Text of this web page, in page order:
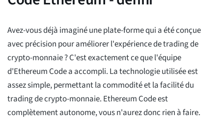
Avez-vous déjà imaginé une plate-forme qui a été conçue
avec précision pour améliorer l'expérience de trading de
crypto-monnaie ? C'est exactement ce que l'équipe
d'Ethereum Code a accompli. La technologie utilisée est
assez simple, permettant la commodité et la facilité du
trading de crypto-monnaie. Ethereum Code est
complètement autonome, vous n'aurez donc rien à faire.